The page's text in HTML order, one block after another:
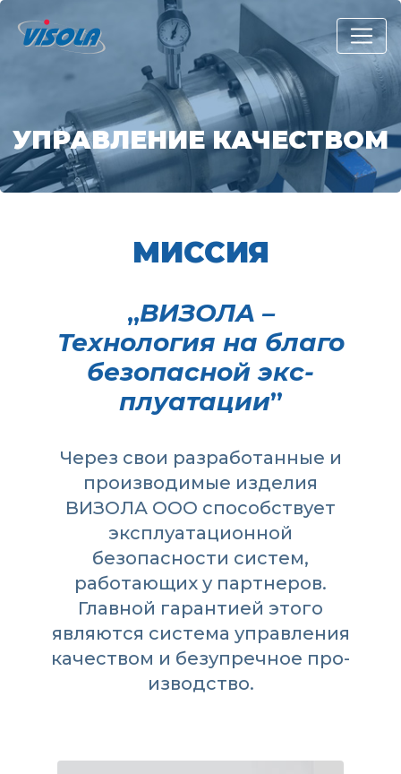
УПРАВЛЕНИЕ КАЧЕСТВОМ
МИССИЯ
„ВИЗОЛА –
Технология на благо
безопасной экс­
плуатации”
Через свои разработанные и
производимые изделия
ВИЗОЛА ООО способствует
эксплуатационной
безопасности систем,
работающих у партнеров.
Главной гарантией этого
являются система управления
качеством и безупречное про­
изводство.